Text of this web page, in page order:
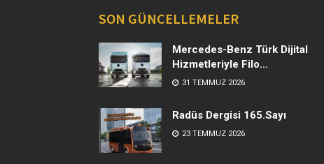
SON GÜNCELLEMELER
Mercedes-Benz Türk Dijital
Hizmetleriyle Filo
Yönetiminde Yeni Dönem
31 TEMMUZ 2026
Radüs Dergisi 165.Sayı
23 TEMMUZ 2026